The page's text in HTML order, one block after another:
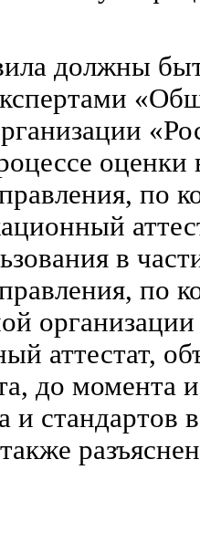
должны
оценки
по
в
по
аттестат,
до момента
и стандартов